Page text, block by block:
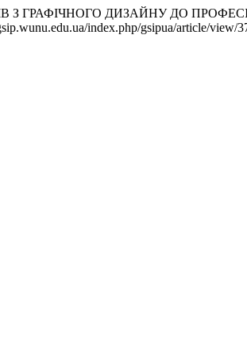
З ГРАФІЧНОГО ДИЗАЙНУ ДО
index.php/gsipua/article/view/